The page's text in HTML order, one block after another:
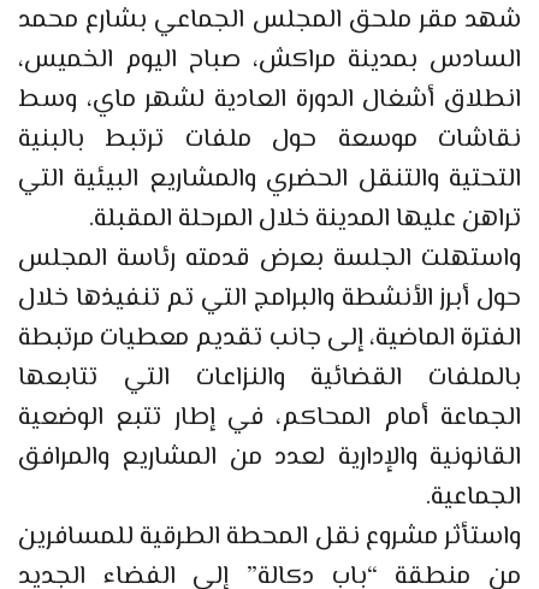
شهد مقر ملحق المجلس الجماعي بشارع محمد
السادس بمدينة مراكش، صباح اليوم الخميس،
انطلاق أشغال الدورة العادية لشهر ماي، وسط
نقاشات موسعة حول ملفات ترتبط بالبنية
التحتية والتنقل الحضري والمشاريع البيئية التي
تراهن عليها المدينة خلال المرحلة المقبلة.
واستهلت الجلسة بعرض قدمته رئاسة المجلس
حول أبرز الأنشطة والبرامج التي تم تنفيذها خلال
الفترة الماضية، إلى جانب تقديم معطيات مرتبطة
بالملفات القضائية والنزاعات التي تتابعها
الجماعة أمام المحاكم، في إطار تتبع الوضعية
القانونية والإدارية لعدد من المشاريع والمرافق
الجماعية.
واستأثر مشروع نقل المحطة الطرقية للمسافرين
من منطقة “باب دكالة” إلى الفضاء الجديد